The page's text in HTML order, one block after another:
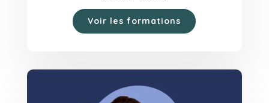
Voir les formations